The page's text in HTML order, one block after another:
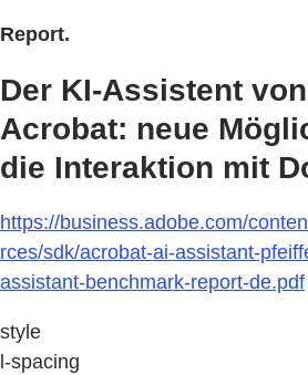
Report.
Der KI-Assistent
Acrobat: neue
die Interaktion mit
https://business.adobe.com/
rces/sdk/acrobat-ai-assistant-
assistant-benchmark-report-de.pdf
style
l-spacing